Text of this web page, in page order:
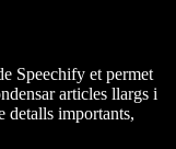
Speechify et permet
articles llargs i
detalls importants,